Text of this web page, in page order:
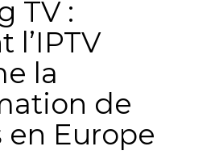
TV :
l’IPTV
la
de
Europe